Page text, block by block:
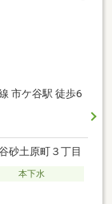
市ケ谷駅 徒歩6
砂土原町３丁目
本下水